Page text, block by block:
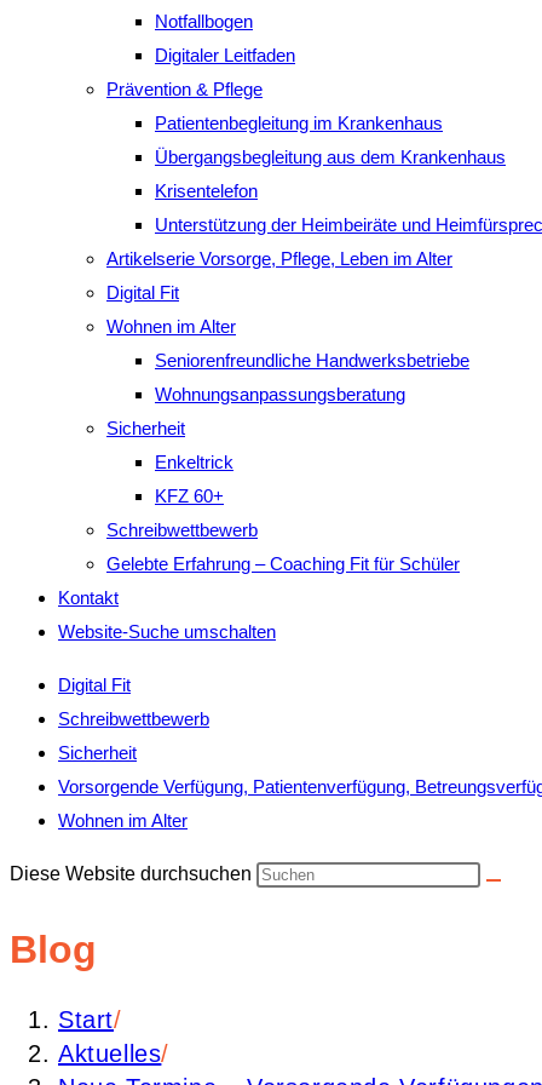
Notfallbogen
Digitaler Leitfaden
Prävention & Pflege
Patientenbegleitung im Krankenhaus
Übergangsbegleitung aus dem Krankenhaus
Krisentelefon
Unterstützung der Heimbeiräte und
Artikelserie Vorsorge, Pflege, Leben im Alter
Digital Fit
Wohnen im Alter
Seniorenfreundliche Handwerksbetriebe
Wohnungsanpassungsberatung
Sicherheit
Enkeltrick
KFZ 60+
Schreibwettbewerb
Gelebte Erfahrung – Coaching Fit für Schüler
Kontakt
Website-Suche umschalten
Digital Fit
Schreibwettbewerb
Sicherheit
Vorsorgende Verfügung, Patientenverfügung,
Wohnen im Alter
Diese Website durchsuchen
Blog
Start/
Aktuelles/